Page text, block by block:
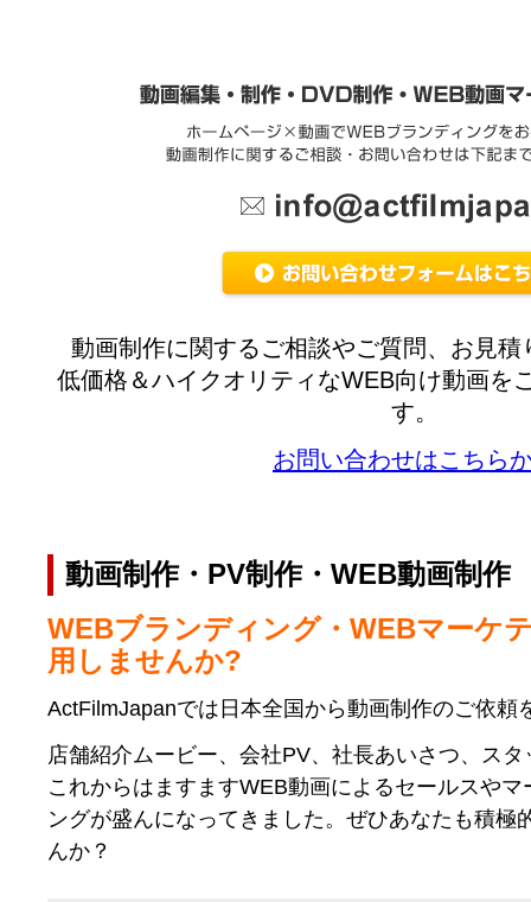
動画制作に関するご相談やご質問、お見
低価格＆ハイクオリティなWEB向け動画を
す。
お問い合わせはこちら
動画制作・PV制作・WEB動画制
WEBブランディング・WEBマーケ
用しませんか?
ActFilmJapanでは日本全国から動画制作のご依頼
店舗紹介ムービー、会社PV、社長あいさつ、ス
これからはますますWEB動画によるセールスや
ングが盛んになってきました。ぜひあなたも積極
んか？